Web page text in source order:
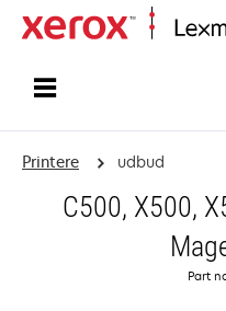
Printere udbud
C500, X500,
Part